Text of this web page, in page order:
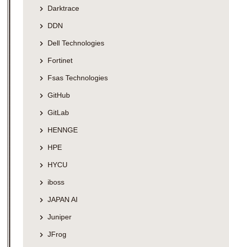
Darktrace
DDN
Dell Technologies
Fortinet
Fsas Technologies
GitHub
GitLab
HENNGE
HPE
HYCU
iboss
JAPAN AI
Juniper
JFrog